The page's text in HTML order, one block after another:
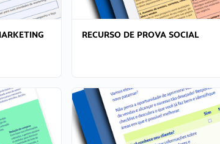
RECURSO DE PROVA SOCIAL